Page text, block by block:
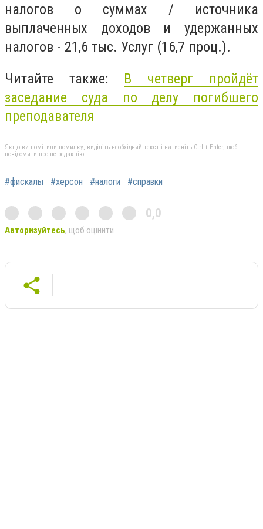
налогов о суммах / источника
выплаченных доходов и удержанных
налогов - 21,6 тыс. Услуг (16,7 проц.).
Читайте также: В четверг пройдёт
заседание суда по делу погибшего
преподавателя
Якщо ви помітили помилку, виділіть необхідний текст і натисніть Ctrl + Enter, щоб
повідомити про це редакцію
#фискалы #херсон #налоги #справки
0,0
Авторизуйтесь, щоб оцінити